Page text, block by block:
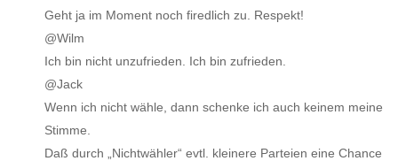
Geht ja im Moment noch firedlich zu. Respekt!
@Wilm
Ich bin nicht unzufrieden. Ich bin zufrieden.
@Jack
Wenn ich nicht wähle, dann schenke ich auch keinem meine
Stimme.
Daß durch „Nichtwähler“ evtl. kleinere Parteien eine Chance